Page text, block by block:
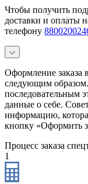
Чтобы получить
доставки и оплаты
телефону
Оформление заказа
следующим
последовательным
данные о себе.
информацию,
кнопку «Оформить
Процесс заказа
1